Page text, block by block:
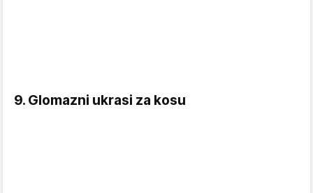
9. Glomazni ukrasi za kosu